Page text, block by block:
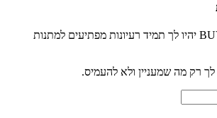
עם הניוזלטר של BUYME יהיו לך תמיד רעיונות מפתיעים למתנות
רק מה שמעניין ולא להעמיס.